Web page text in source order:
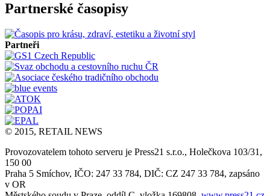
Partnerské časopisy
Partneři
© 2015, RETAIL NEWS
Provozovatelem tohoto serveru je Press21 s.r.o., Holečkova 103/31,
150 00
Praha 5 Smíchov, IČO: 247 33 784, DIČ: CZ 247 33 784, zapsáno
v OR